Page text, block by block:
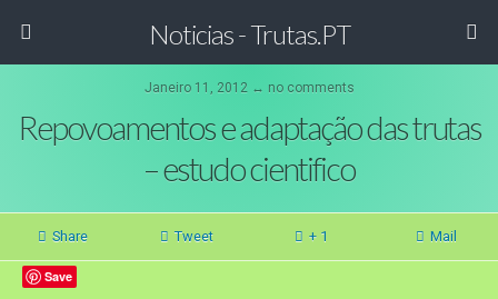
Noticias - Trutas.PT
Janeiro 11, 2012 ↔ no comments
Repovoamentos e adaptação das trutas
– estudo cientifico
Share Tweet + 1 Mail
Save